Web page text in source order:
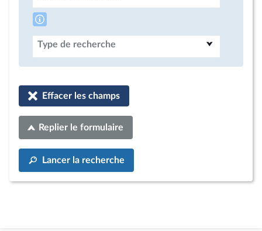
Type de recherche
Effacer les champs
Replier le formulaire
Lancer la recherche